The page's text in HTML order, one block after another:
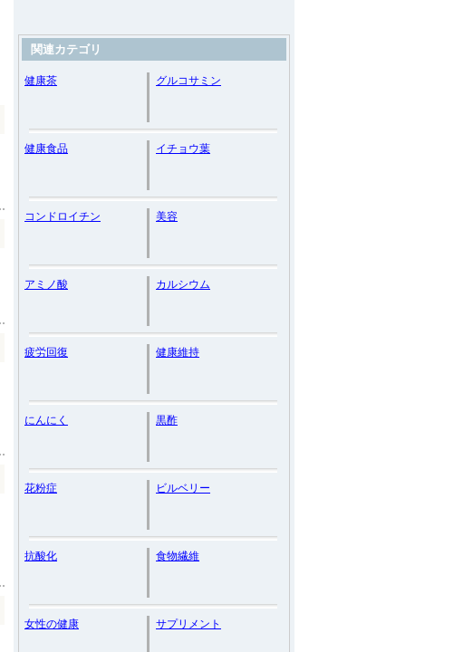
関連カテゴリ
健康茶 グルコサミン
健康食品 イチョウ葉
コンドロイチン 美容
アミノ酸 カルシウム
疲労回復 健康維持
にんにく 黒酢
花粉症 ビルベリー
抗酸化 食物繊維
女性の健康 サプリメント